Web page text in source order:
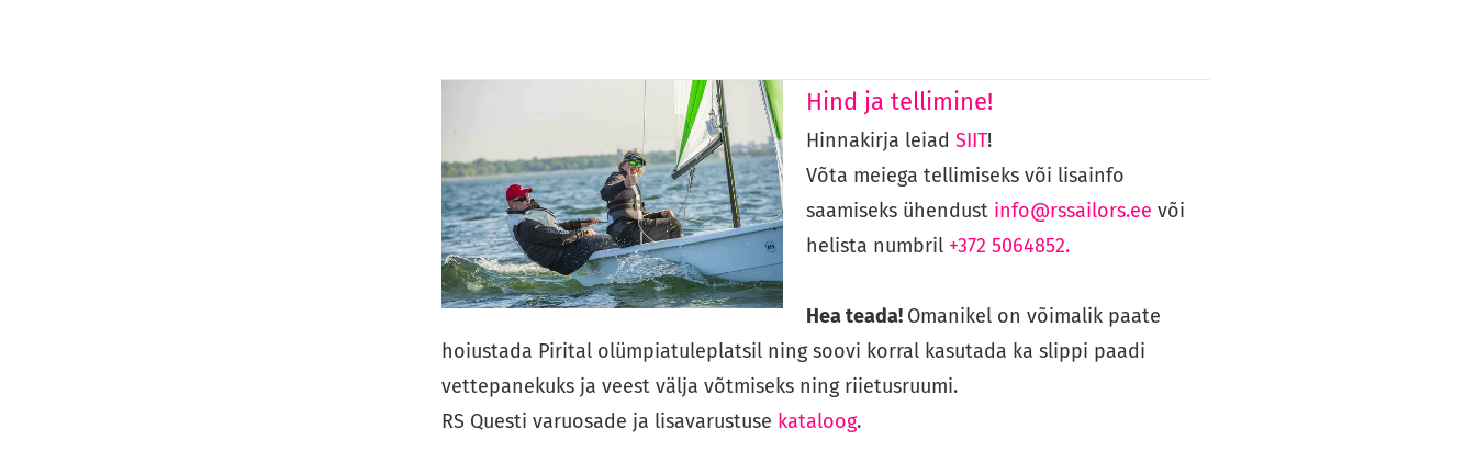
Hind ja tellimine!
Hinnakirja leiadSIIT!
Võta meiega tellimiseks või lisainfo
saamiseks ühendust info@rssailors.ee või
helista numbril +372 5064852.
Hea teada! Omanikel on võimalik paate
hoiustada Pirital olümpiatuleplatsil ning soovi korral kasutada ka slippi paadi
vettepanekuks ja veest välja võtmiseks ning riietusruumi.
RS Questi varuosade ja lisavarustuse kataloog.